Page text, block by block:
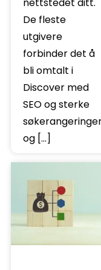
nettstedet ditt.
De fleste
utgivere
forbinder det å
bli omtalt i
Discover med
SEO og sterke
og […]